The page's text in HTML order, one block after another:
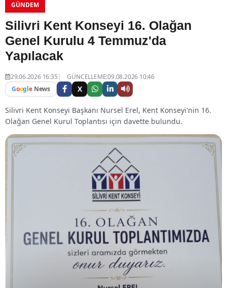
GÜNDEM
Silivri Kent Konseyi 16. Olağan
Genel Kurulu 4 Temmuz'da
Yapılacak
29.06.2026 16:35
GÜNCELLEME:09.08.2026 10:46
Google News X
Silivri Kent Konseyi Başkanı Nursel Erel, Kent Konseyi'nin 16.
Olağan Genel Kurul Toplantısı için davette bulundu.